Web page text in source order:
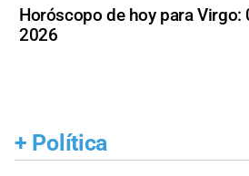
Horóscopo de hoy para Virgo:
2026
+ Política